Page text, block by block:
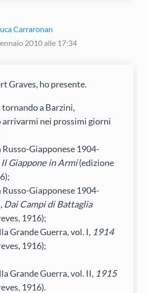
Carraronan
2010 alle 17:34
Graves, ho presente.
a Barzini,
arrivarmi nei prossimi giorni
Russo-Giapponese 1904-
Il Giappone in Armi(edizione
Russo-Giapponese 1904-
Dai Campi di Battaglia
1916);
Grande Guerra, vol. I, 1914
1916);
Grande Guerra, vol. II, 1915
1916).